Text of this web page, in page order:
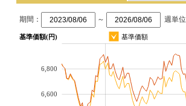
期間： ～ 週単位
基準価額(円) 基準価額
6,600
6,800